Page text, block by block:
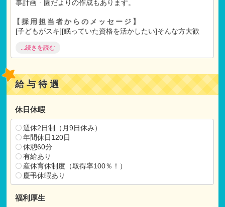
事計画・ 園だよりの作成もあります。
【採用担当者からのメッセージ】
[子どもがスキ][眠っていた資格を活かしたい]そんな方大歓
長く続けていただくために、「働きやすい」を大事にしてい
ご自身のプライベートも妥協せず子どもたちの成長を見守っ
24年4月に公設民営で亥鼻保育所がOPENします。オープニン
グスタッフ15-20名募集中！入職時期は幅広く相談ください
【ご選考】
書類選考
↓
選考
↓
...続きを読む
給与待遇
休日休暇
週休2日制（月9日休み）
年間休日120日
休憩60分
有給あり
産休育休制度（取得率100％！）
慶弔休暇あり
福利厚生